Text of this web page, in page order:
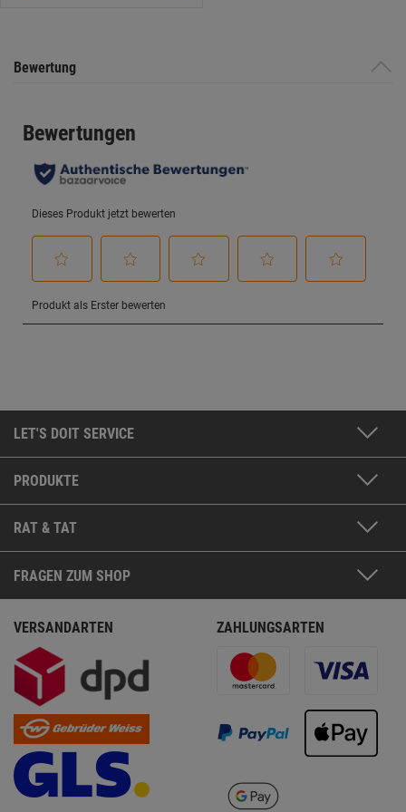
Bewertung
LET'S DOIT SERVICE
PRODUKTE
RAT & TAT
FRAGEN ZUM SHOP
VERSANDARTEN ZAHLUNGSARTEN